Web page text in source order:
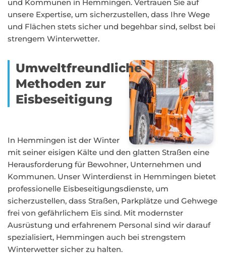
und Kommunen in Hemmingen. Vertrauen Sie auf
unsere Expertise, um sicherzustellen, dass Ihre Wege
und Flächen stets sicher und begehbar sind, selbst bei
strengem Winterwetter.
Umweltfreundliche
Methoden zur
Eisbeseitigung
In Hemmingen ist der Winter
mit seiner eisigen Kälte und den glatten Straßen eine
Herausforderung für Bewohner, Unternehmen und
Kommunen. Unser Winterdienst in Hemmingen bietet
professionelle Eisbeseitigungsdienste, um
sicherzustellen, dass Straßen, Parkplätze und Gehwege
frei von gefährlichem Eis sind. Mit modernster
Ausrüstung und erfahrenem Personal sind wir darauf
spezialisiert, Hemmingen auch bei strengstem
Winterwetter sicher zu halten.